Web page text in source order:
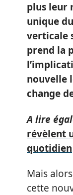
plus leur
unique
verticale
prend la
nouvelle
change
A lire
révèlent
quotidien
Mais
cette